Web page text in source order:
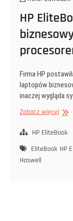
HP
Firma HP
laptopów
inaczej wygląda
Zobacz więcej HP
850
HP EliteBook
EliteBook HP
Haswell